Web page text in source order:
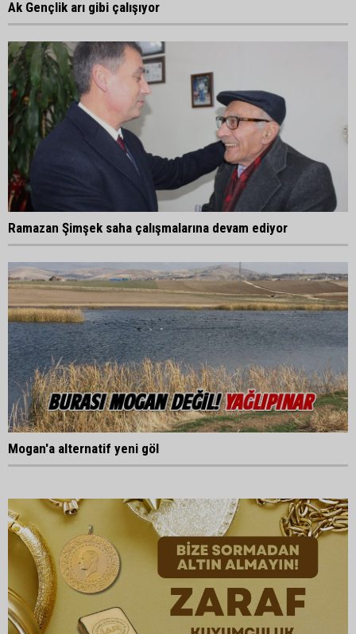
Ak Gençlik arı gibi çalışıyor
Ramazan Şimşek saha çalışmalarına devam ediyor
Mogan'a alternatif yeni göl